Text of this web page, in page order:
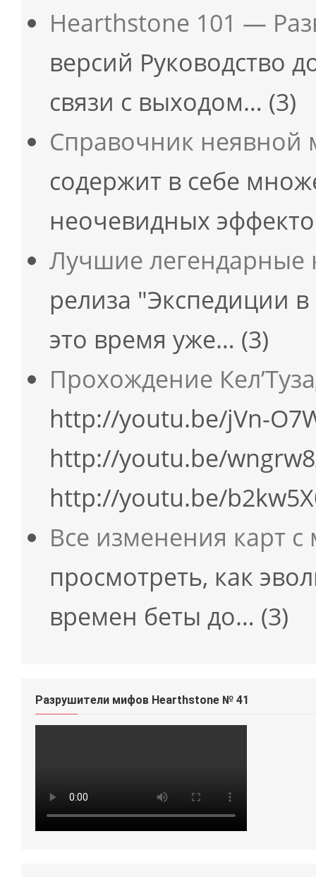
Hearthstone 101 —
версий Руководство
связи с выходом… (3)
Справочник неявной
содержит в себе
неочевидных
Лучшие легендарные
релиза "Экспедиции
это время уже… (3)
Прохождение
http://youtu.be/jVn-
http://youtu.be/
http://youtu.be/
Все изменения карт
просмотреть, как
времен беты до… (3)
Разрушители мифов Hearthstone № 41